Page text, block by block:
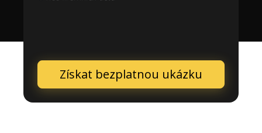
Získat bezplatnou ukázku